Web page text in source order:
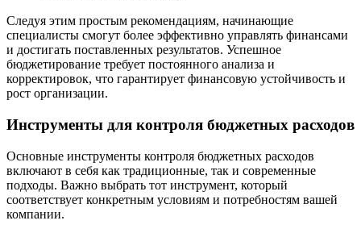
Следуя этим простым рекомендациям, начинающие
специалисты смогут более эффективно управлять финансами
и достигать поставленных результатов. Успешное
бюджетирование требует постоянного анализа и
корректировок, что гарантирует финансовую устойчивость и
рост организации.
Инструменты для контроля бюджетных расходов
Основные инструменты контроля бюджетных расходов
включают в себя как традиционные, так и современные
подходы. Важно выбрать тот инструмент, который
соответствует конкретным условиям и потребностям вашей
компании.